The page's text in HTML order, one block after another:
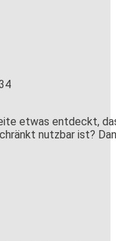
etwas entdeckt,
nutzbar ist?